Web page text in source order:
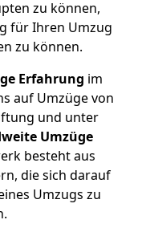
zu können,
für Ihren Umzug
zu können.
Erfahrung im
auf Umzüge von
und unter
Umzüge
besteht aus
die sich darauf
Umzugs zu